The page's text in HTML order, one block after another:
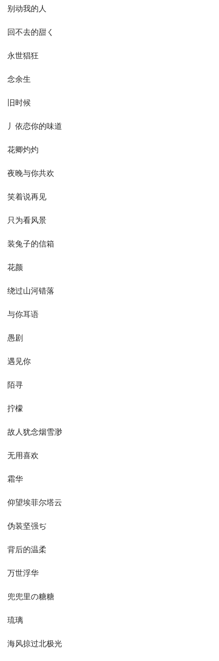
别动我的人
回不去的甜く
永世猖狂
念余生
旧时候
丿依恋你的味道
花卿灼灼
夜晚与你共欢
笑着说再见
只为看风景
装兔子的信箱
花颜
绕过山河错落
与你耳语
愚剧
遇见你
陌寻
拧檬
故人犹念烟雪渺
无用喜欢
霜华
仰望埃菲尔塔云
伪装坚强ぢ
背后的温柔
万世浮华
兜兜里の糖糖
琉璃
海风掠过北极光